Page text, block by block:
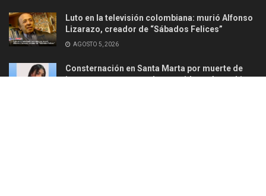
Luto en la televisión colombiana: murió Alfonso
Lizarazo, creador de “Sábados Felices”
AGOSTO 5, 2026
Consternación en Santa Marta por muerte de
joven en ataque armado ocurrido en Aguachica